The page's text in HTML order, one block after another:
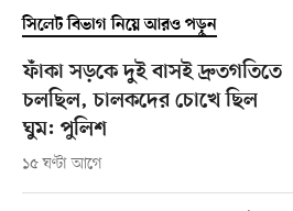
সিলেট বিভাগ নিয়ে আরও পড়ুন
ফাঁকা সড়কে দুই বাসই দ্রুতগতিতে
চলছিল, চালকদের চোখে ছিল
ঘুম: পুলিশ
১৫ ঘণ্টা আগে